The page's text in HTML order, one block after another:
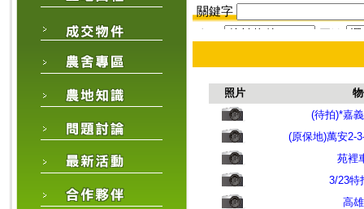
關鍵字
價格
~
萬
面積
~
關鍵字
照片
(待拍)*嘉
(原保地)萬安2-
苑裡
3/23特
高